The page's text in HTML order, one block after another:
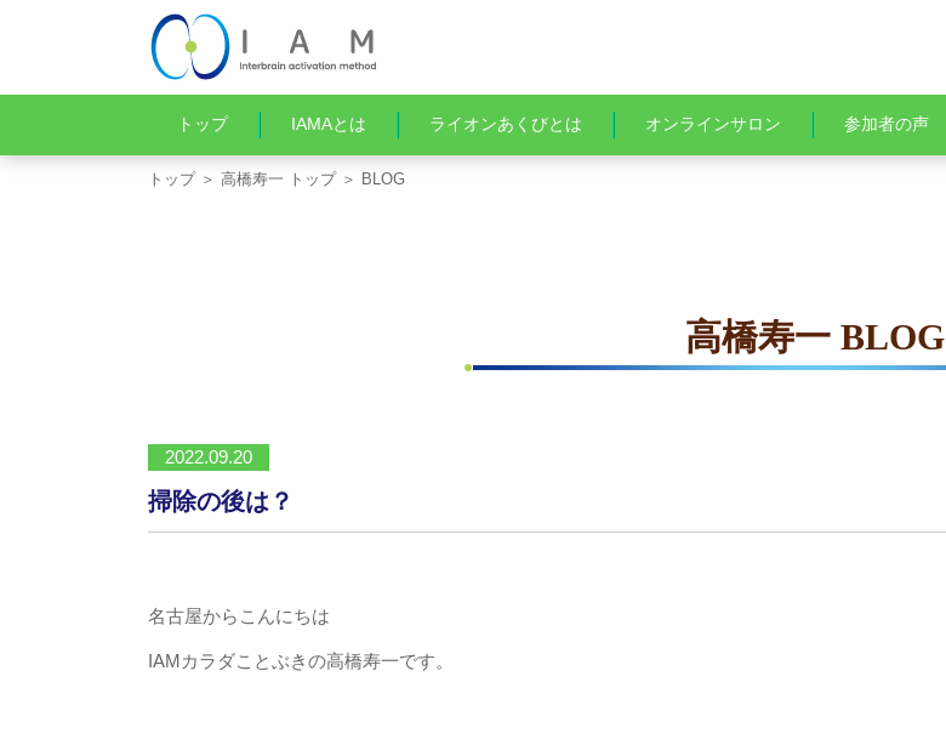
トップ IAMAとは ライオンあくびとは オンラインサロン 参加者の声
トップ＞ 高橋寿一 トップ＞ BLOG
高橋寿一 BLOG
2022.09.20
掃除の後は？
名古屋からこんにちは
IAMカラダことぶきの高橋寿一です。